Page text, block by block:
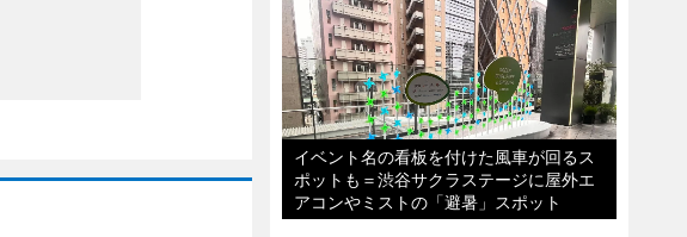
イベント名の看板を付けた風車が回るス
ポットも＝渋谷サクラステージに屋外エ
アコンやミストの「避暑」スポット